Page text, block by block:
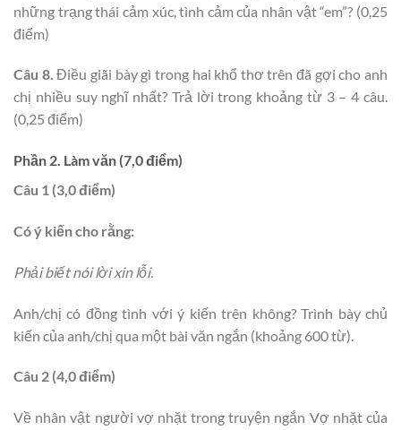
những trạng thái cảm xúc, tình cảm của nhân vật “em”? (0,25
điểm)
Câu 8. Điều giãi bày gì trong hai khổ thơ trên đã gợi cho anh
chị nhiều suy nghĩ nhất? Trả lời trong khoảng từ 3 – 4 câu.
(0,25 điểm)
Phần 2. Làm văn (7,0 điểm)
Câu 1 (3,0 điểm)
Có ý kiến cho rằng:
Phải biết nói lời xin lỗi.
Anh/chị có đồng tình với ý kiến trên không? Trình bày chủ
kiến của anh/chị qua một bài văn ngắn (khoảng 600 từ).
Câu 2 (4,0 điểm)
Về nhân vật người vợ nhặt trong truyện ngắn Vợ nhặt của